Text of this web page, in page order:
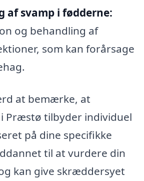
af svamp i fødderne:
og behandling af
som kan forårsage
at bemærke, at
Præstø tilbyder individuel
på dine specifikke
til at vurdere din
kan give skræddersyet